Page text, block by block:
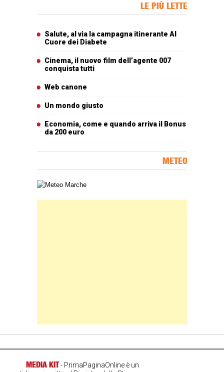
LE PIÙ LETTE
Salute, al via la campagna itinerante Al
Cuore dei Diabete
Cinema, il nuovo film dell’agente 007
conquista tutti
Web canone
Un mondo giusto
Economia, come e quando arriva il Bonus
da 200 euro
METEO
Carta meteorologica delle Marche
MEDIA KIT- PrimaPaginaOnline è un